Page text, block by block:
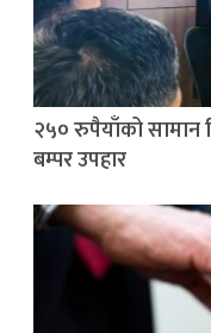
२५० रुपैयाँको
बम्पर उपहार